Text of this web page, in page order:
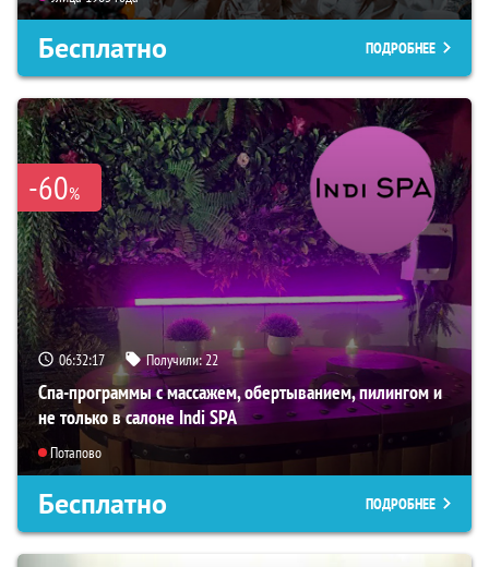
Бесплатно ПОДРОБНЕЕ
-60%
06:32:16 Получили:22
Спа-программы с массажем, обертыванием, пилингом и
не только в салоне Indi SPA
Потапово
Бесплатно ПОДРОБНЕЕ